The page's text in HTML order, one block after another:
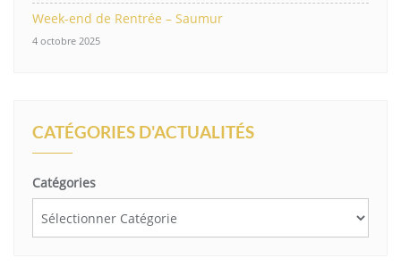
Week-end de Rentrée – Saumur
4 octobre 2025
CATÉGORIES D'ACTUALITÉS
Catégories